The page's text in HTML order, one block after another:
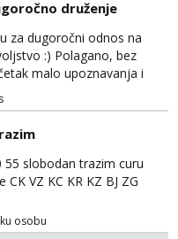
druženje
za dugoročni odnos na
:) Polagano, bez
malo upoznavanja i
Očekujem i nudim
oženjen niti zauzet, nego
preferiram. 30 godina
pozz ;)
55 slobodan trazim curu
VZ KC KR KZ BJ ZG
osobu